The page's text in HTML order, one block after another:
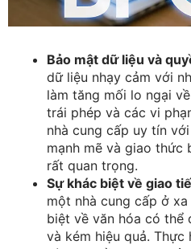
Bảo mật dữ liệu và
dữ liệu nhạy cảm với
làm tăng mối lo ngại
trái phép và các vi
nhà cung cấp uy tín
mạnh mẽ và giao thức
rất quan trọng.
Sự khác biệt về giao
một nhà cung cấp ở
biệt về văn hóa có thể
và kém hiệu quả.